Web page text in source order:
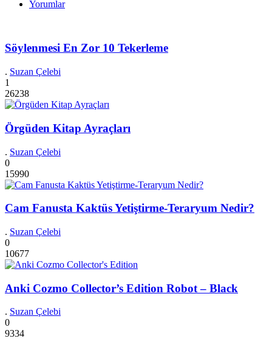
Yorumlar
Söylenmesi En Zor 10 Tekerleme
. Suzan Çelebi
1
26238
Örgüden Kitap Ayraçları
. Suzan Çelebi
0
15990
Cam Fanusta Kaktüs Yetiştirme-Teraryum Nedir?
. Suzan Çelebi
0
10677
Anki Cozmo Collector’s Edition Robot – Black
. Suzan Çelebi
0
9334